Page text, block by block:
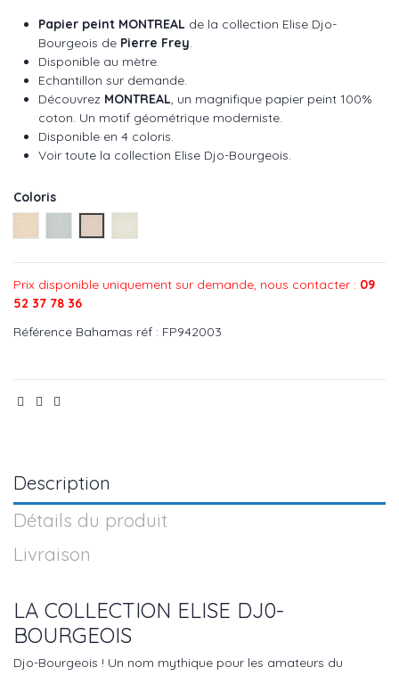
Papier peint MONTREAL de la collection Elise Djo-
Bourgeois de Pierre Frey
Disponible au mètre.
Echantillon sur demande.
Découvrez MONTREAL , un magnifique papier peint 100%
coton. Un motif géométrique moderniste.
Disponible en 4 coloris.
Voir toute la collection Elise Djo-Bourgeois.
Coloris
Dune réf : FP942001
Archipel réf : FP942004
Prix disponible uniquement sur demande, nous contacter : 09
52 37 78 36
Référence Bahamas réf : FP942003
Description
Détails du produit
Livraison
LA COLLECTION ELISE DJ0-
BOURGEOIS
Djo-Bourgeois ! Un nom mythique pour les amateurs du